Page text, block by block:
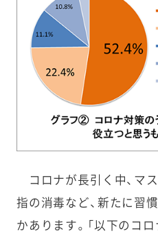
コロナが長引く中、マ
指の消毒など、新たに習
かあります。「以下のコ